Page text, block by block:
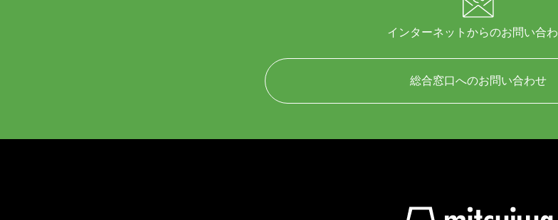
インターネットからのお問い合
総合窓口へのお問い合わせ